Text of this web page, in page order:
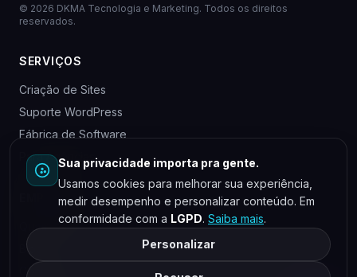
© 2026 DKMA Tecnologia e Marketing. Todos os direitos
reservados.
SERVIÇOS
Criação de Sites
Suporte WordPress
Fábrica de Software
Para Agências
EMPRESA
Quem somos
Blog
Contato
Sua privacidade importa pra gente.
Usamos cookies para melhorar sua experiência,
medir desempenho e personalizar conteúdo. Em
conformidade com a LGPD. Saiba mais.
Personalizar